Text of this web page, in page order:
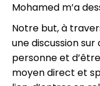
Mohamed m’a
Notre but, à
une discussion
personne et
moyen direct et